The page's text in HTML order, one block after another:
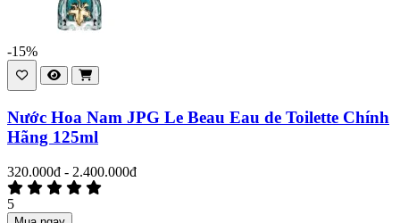
-15%
Nước Hoa Nam JPG Le Beau Eau de Toilette Chính
Hãng 125ml
320.000đ - 2.400.000đ
5